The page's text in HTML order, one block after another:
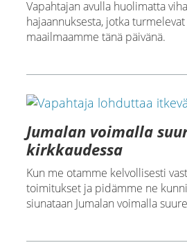
Vapahtajan avulla huolimatta
hajaannuksesta, jotka
maailmaamme tänä päivänä.
Jumalan voimalla
kirkkaudessa
Kun me otamme kelvollisesti
toimitukset ja pidämme ne
siunataan Jumalan voimalla